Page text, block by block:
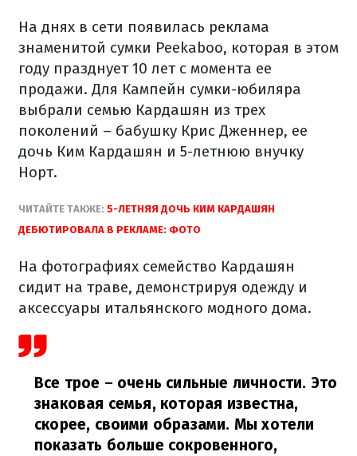
На днях в сети появилась реклама
знаменитой сумки Peekaboo, которая в этом
году празднует 10 лет с момента ее
продажи. Для Кампейн сумки-юбиляра
выбрали семью Кардашян из трех
поколений – бабушку Крис Дженнер, ее
дочь Ким Кардашян и 5-летнюю внучку
Норт.
ЧИТАЙТЕ ТАКЖЕ: 5-ЛЕТНЯЯ ДОЧЬ КИМ КАРДАШЯН
ДЕБЮТИРОВАЛА В РЕКЛАМЕ: ФОТО
На фотографиях семейство Кардашян
сидит на траве, демонстрируя одежду и
аксессуары итальянского модного дома.
Все трое – очень сильные личности. Это
знаковая семья, которая известна,
скорее, своими образами. Мы хотели
показать больше сокровенного,